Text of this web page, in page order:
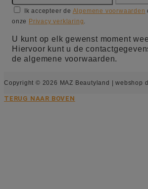
Ik accepteer de Algemene voorwaarden
onze Privacy verklaring.
U kunt op elk gewenst moment
Hiervoor kunt u de
de algemene voorwaarden.
Copyright © 2026 MAZ Beautyland | webshop
TERUG NAAR BOVEN